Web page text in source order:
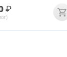
₽